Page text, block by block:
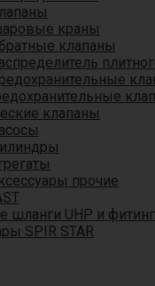
краны
клапаны
клапаны
прочие
шланги UHP и
SPIR STAR